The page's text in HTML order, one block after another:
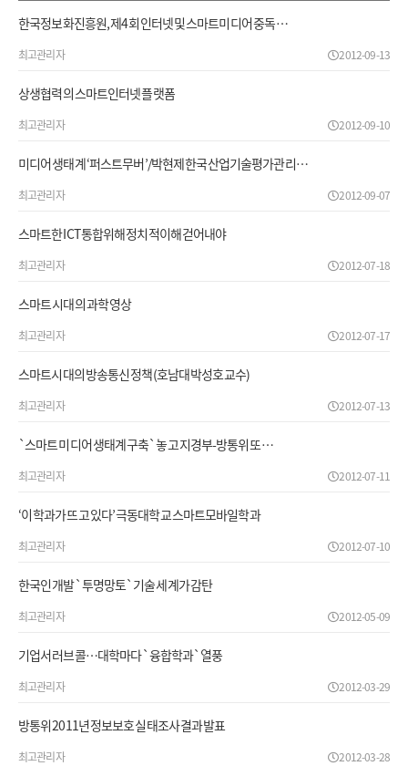
한국정보화진흥원, 제4회 인터넷 및 스마트미디어 중독 …
최고관리자 2012-09-13
상생협력의 스마트인터넷 플랫폼
최고관리자 2012-09-10
미디어 생태계 ‘퍼스트무버’/박현제 한국산업기술평가관리…
최고관리자 2012-09-07
스마트한 ICT 통합위해 정치적이해 걷어내야
최고관리자 2012-07-18
스마트 시대의 과학 영상
최고관리자 2012-07-17
스마트시대의 방송통신 정책(호남대 박성호교수)
최고관리자 2012-07-13
`스마트 미디어 생태계 구축` 놓고 지경부-방통위 또 …
최고관리자 2012-07-11
‘이 학과가 뜨고 있다’ 극동대학교 스마트모바일학과
최고관리자 2012-07-10
한국인 개발 `투명망토` 기술 세계가 감탄
최고관리자 2012-05-09
기업서 러브콜…대학마다 `융합학과` 열풍
최고관리자 2012-03-29
방통위 2011년 정보보호 실태조사 결과 발표
최고관리자 2012-03-28